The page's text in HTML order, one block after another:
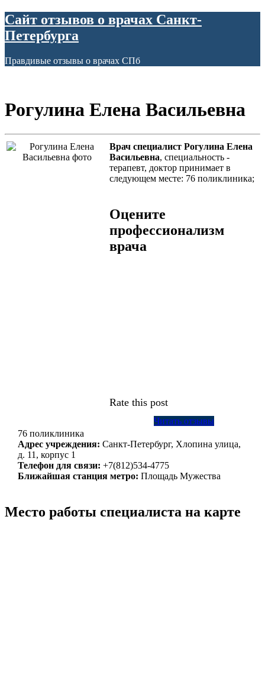
Сайт отзывов о врачах Санкт-
Петербурга
Правдивые отзывы о врачах СПб
Рогулина Елена Васильевна
Врач специалист Рогулина Елена
Васильевна, специальность -
терапевт, доктор принимает в
следующем месте: 76 поликлиника;
Оцените
профессионализм
врача
Rate this post
Читать отзывы
76 поликлиника
Адрес учреждения: Санкт-Петербург, Хлопина улица,
д. 11, корпус 1
Телефон для связи: +7(812)534-4775
Ближайшая станция метро: Площадь Мужества
Место работы специалиста на карте